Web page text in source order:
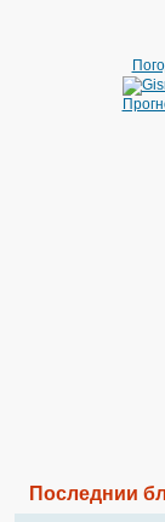
Последнии